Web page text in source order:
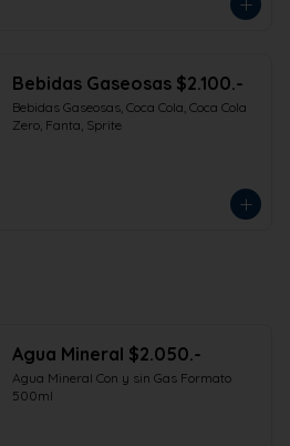
Bebidas Gaseosas $2.100.-
Bebidas Gaseosas, Coca Cola, Coca Cola
Zero, Fanta, Sprite
Agua Mineral $2.050.-
Agua Mineral Con y sin Gas Formato
500ml